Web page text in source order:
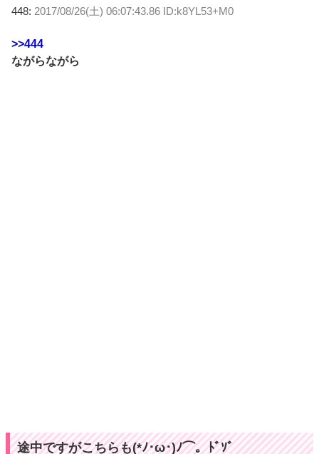
448: 2017/08/26(土) 06:07:43.86 ID:k8YL53+M0
>>444
ながらながら
途中ですがこちらも(*ﾉ･ω･)ﾉ⌒。ﾄﾞｿﾞ